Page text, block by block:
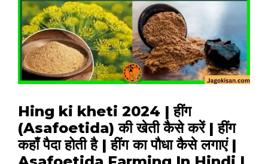
Hing ki kheti 2024 | हींग
(Asafoetida) की खेती कैसे करें | हींग
कहाँ पैदा होती है | हींग का पौधा कैसे लगाएं |